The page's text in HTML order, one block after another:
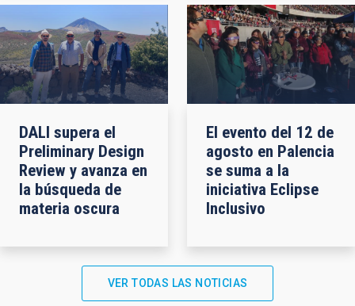
DALI supera el
Preliminary Design
Review y avanza en
la búsqueda de
materia oscura
El evento del 12 de
agosto en Palencia
se suma a la
iniciativa Eclipse
Inclusivo
VER TODAS LAS NOTICIAS